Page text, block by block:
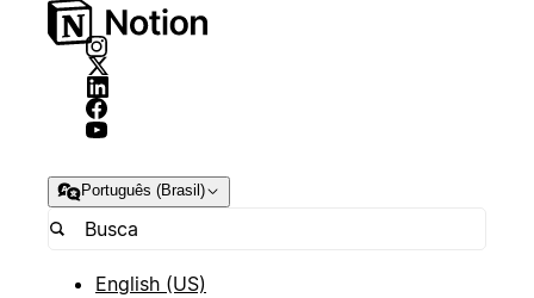
Português (Brasil)
English (US)